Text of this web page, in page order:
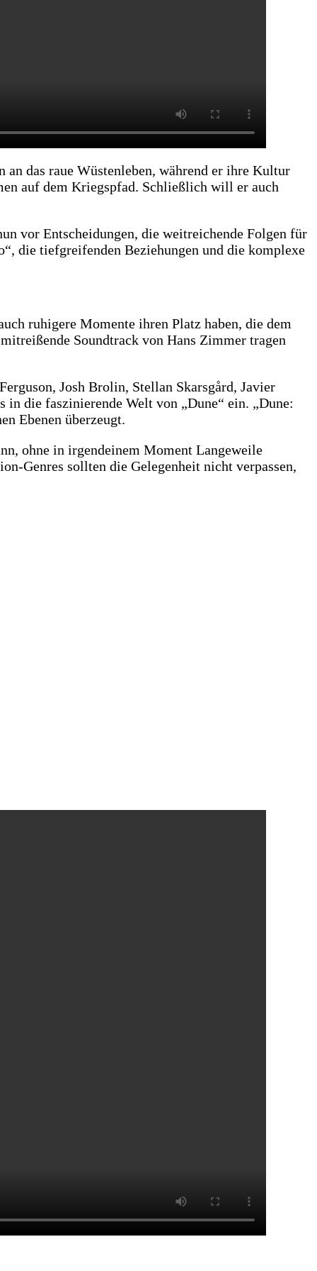
an das raue Wüstenleben, während er ihre Kultur
auf dem Kriegspfad. Schließlich will er auch
vor Entscheidungen, die weitreichende Folgen für
die tiefgreifenden Beziehungen und die komplexe
ruhigere Momente ihren Platz haben, die dem
Soundtrack von Hans Zimmer tragen
Josh Brolin, Stellan Skarsgård, Javier
die faszinierende Welt von „Dune“ ein. „Dune:
Ebenen überzeugt.
ohne in irgendeinem Moment Langeweile
Genres sollten die Gelegenheit nicht verpassen,